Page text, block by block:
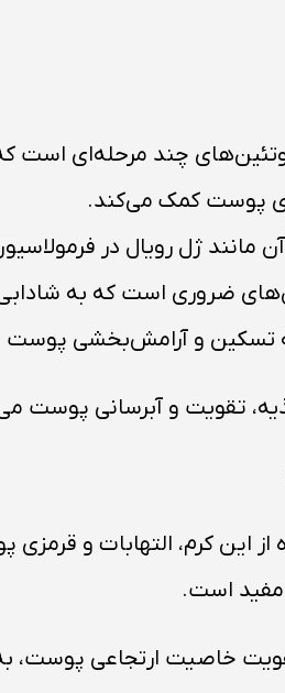
چند مرحله‌ای است
پوست کمک می‌کند.
مانند ژل رویال در
ضروری است که به
تسکین و آرامش‌بخشی
تقویت و آبرسانی
از این کرم، التهابات و
است.
خاصیت ارتجاعی